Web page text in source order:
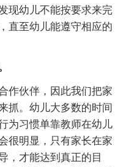
现幼儿不能按要求来完
直至幼儿能遵守相应的
作伙伴，因此我们把家
抓。幼儿大多数的时间
为习惯单靠教师在幼儿
很明显，只有家长在家
，才能达到真正的目